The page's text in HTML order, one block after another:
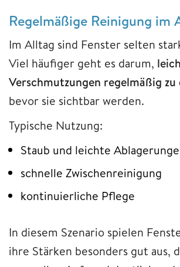
Regelmäßige Reinigung im
Im Alltag sind Fenster selten
Viel häufiger geht es darum,
Verschmutzungen regelmäßig
bevor sie sichtbar werden.
Typische Nutzung:
Staub und leichte
schnelle Zwischenreinigung
kontinuierliche Pflege
In diesem Szenario spielen
ihre Stärken besonders gut aus,